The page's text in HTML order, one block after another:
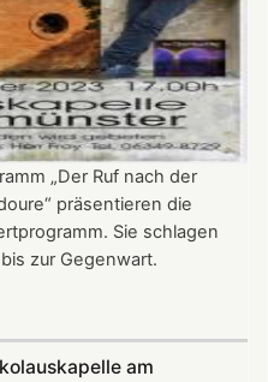
„Der Ruf nach der
präsentieren die
Sie schlagen
zur Gegenwart.
am